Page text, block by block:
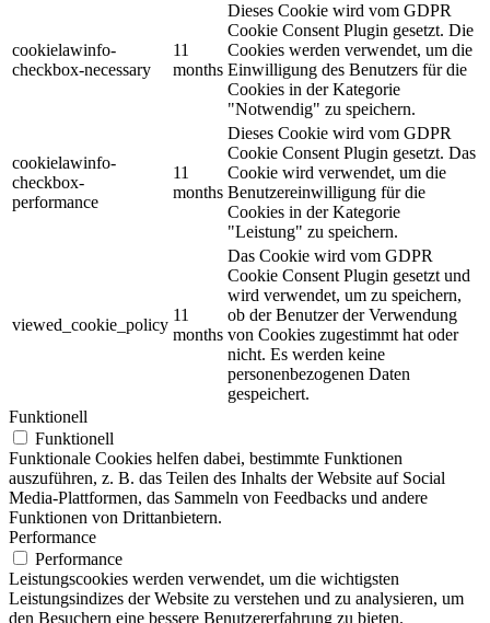
cookielawinfo-
checkbox-necessary
11
months
Dieses Cookie wird vom GDPR
Cookie Consent Plugin gesetzt. Die
Cookies werden verwendet, um die
Einwilligung des Benutzers für die
Cookies in der Kategorie
"Notwendig" zu speichern.
cookielawinfo-
checkbox-
performance
11
months
Dieses Cookie wird vom GDPR
Cookie Consent Plugin gesetzt. Das
Cookie wird verwendet, um die
Benutzereinwilligung für die
Cookies in der Kategorie
"Leistung" zu speichern.
viewed_cookie_policy
11
months
Das Cookie wird vom GDPR
Cookie Consent Plugin gesetzt und
wird verwendet, um zu speichern,
ob der Benutzer der Verwendung
von Cookies zugestimmt hat oder
nicht. Es werden keine
personenbezogenen Daten
gespeichert.
Funktionell
Funktionell
Funktionale Cookies helfen dabei, bestimmte Funktionen
auszuführen, z. B. das Teilen des Inhalts der Website auf Social
Media-Plattformen, das Sammeln von Feedbacks und andere
Funktionen von Drittanbietern.
Performance
Performance
Leistungscookies werden verwendet, um die wichtigsten
Leistungsindizes der Website zu verstehen und zu analysieren, um
den Besuchern eine bessere Benutzererfahrung zu bieten.